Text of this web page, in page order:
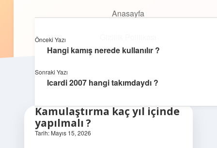
Anasayfa
Hakkımızda
Kamulaştırma kaç yıl içinde
yapılmalı ?
Tarih: Mayıs 15, 2026
Önceki Yazı
Hangi kamış nerede kullanılır ?
Sonraki Yazı
Icardi 2007 hangi takımdaydı ?
Anasayfa
Yasal Uyarı